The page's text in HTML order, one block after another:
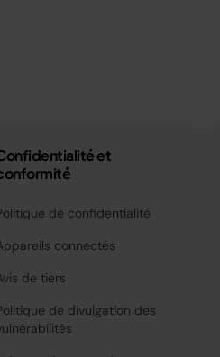
et
de confidentialité
connectés
de tiers
de divulgation des